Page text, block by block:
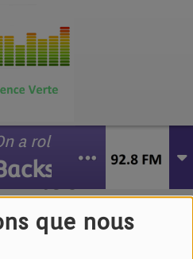
que nous
a roll
Low,